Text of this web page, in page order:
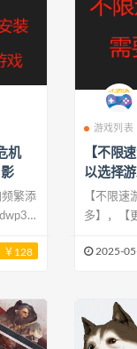
机
繁添
使
￥128
游戏列表
【不限
以选择
卡赞
【不限速
多】，【
单个游戏
扫下方二
要盒子加
2025-